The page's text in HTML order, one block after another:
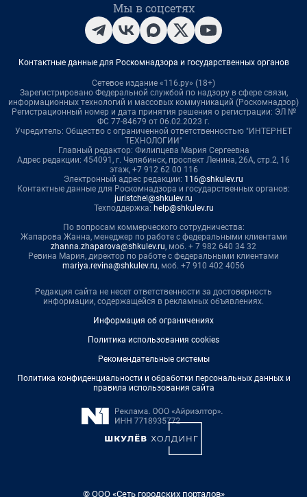
Мы в соцсетях
Контактные данные для Роскомнадзора и государственных органов
Сетевое издание «116.ру» (18+)
Зарегистрировано Федеральной службой по надзору в сфере связи,
информационных технологий и массовых коммуникаций (Роскомнадзор)
Регистрационный номер и дата принятия решения о регистрации: ЭЛ №
ФС 77-84679 от 06.02.2023 г.
Учредитель: Общество с ограниченной ответственностью "ИНТЕРНЕТ
ТЕХНОЛОГИИ"
Главный редактор: Филипцева Мария Сергеевна
Адрес редакции: 454091, г. Челябинск, проспект Ленина, 26А, стр.2, 16
этаж, +7 912 62 00 116
Электронный адрес редакции: 116@shkulev.ru
Контактные данные для Роскомнадзора и государственных органов:
juristchel@shkulev.ru
Техподдержка: help@shkulev.ru
По вопросам коммерческого сотрудничества:
Жапарова Жанна, менеджер по работе с федеральными клиентами
zhanna.zhaparova@shkulev.ru, моб. + 7 982 640 34 32
Ревина Мария, директор по работе с федеральными клиентами
mariya.revina@shkulev.ru, моб. +7 910 402 4056
Редакция сайта не несет ответственности за достоверность
информации, содержащейся в рекламных объявлениях.
Информация об ограничениях
Политика использования cookies
Рекомендательные системы
Политика конфиденциальности и обработки персональных данных и
правила использования сайта
© ООО «Сеть городских порталов»